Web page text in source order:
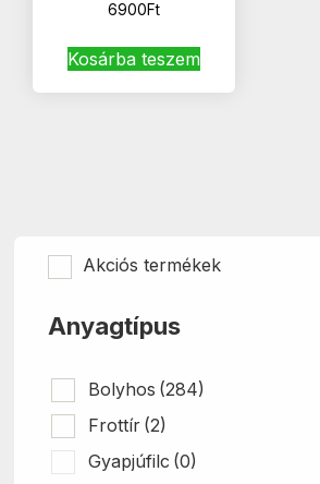
6900Ft
Kosárba teszem
Akciós termékek
Anyagtípus
Bolyhos (284)
Frottír (2)
Gyapjúfilc (0)